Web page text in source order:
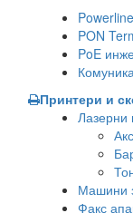
PON
PoE
Принтери и
Машини
Факс